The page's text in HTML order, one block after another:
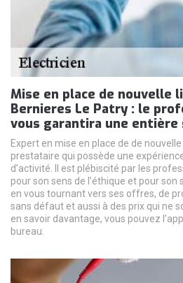
Mise en place de nouvelle
Bernieres Le Patry : le
vous garantira une
Expert en mise en place de de
prestataire qui possède une
d’activité. Il est plébiscité par les
pour son sens de l’éthique et pour son
en vous tournant vers ses offres, de
sans défaut et aussi à des prix qui ne
en savoir davantage, vous pouvez
bureau.